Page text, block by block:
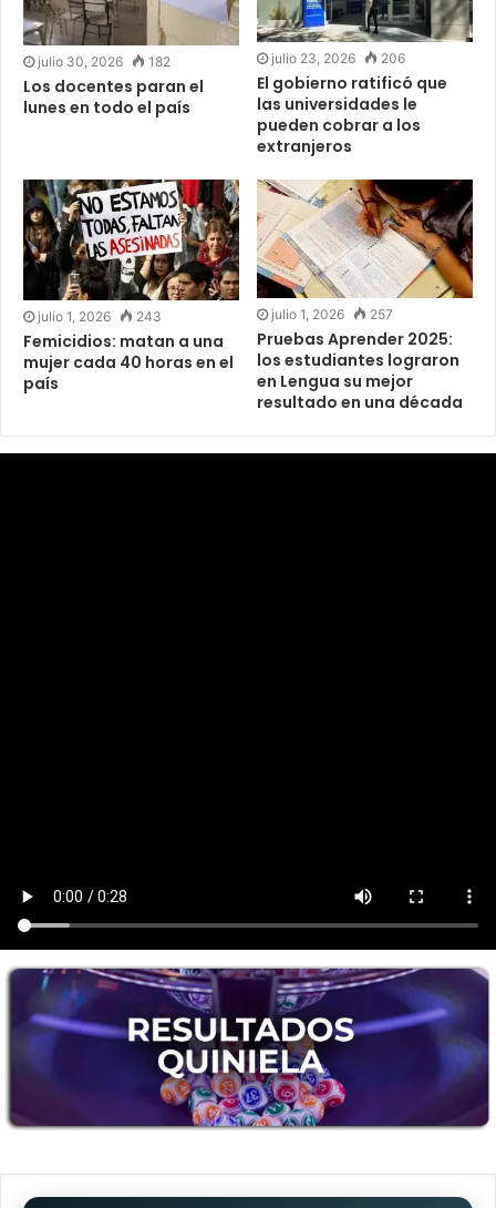
julio 30, 2026 182
Los docentes paran el
lunes en todo el país
julio 23, 2026 206
El gobierno ratificó que
las universidades le
pueden cobrar a los
extranjeros
julio 1, 2026 243
Femicidios: matan a una
mujer cada 40 horas en el
país
julio 1, 2026 257
Pruebas Aprender 2025:
los estudiantes lograron
en Lengua su mejor
resultado en una década